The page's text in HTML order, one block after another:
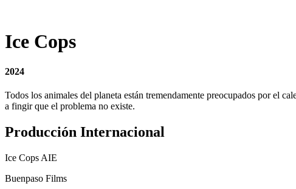
Ice Cops
2024
Todos los animales del planeta están tremendamente preocupados por el
a fingir que el problema no existe.
Producción Internacional
Ice Cops AIE
Buenpaso Films